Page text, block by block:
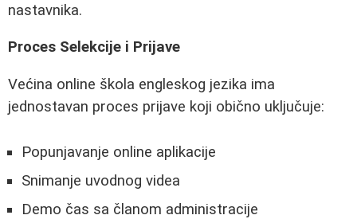
nastavnika.
Proces Selekcije i Prijave
Većina online škola engleskog jezika ima
jednostavan proces prijave koji obično uključuje:
Popunjavanje online aplikacije
Snimanje uvodnog videa
Demo čas sa članom administracije